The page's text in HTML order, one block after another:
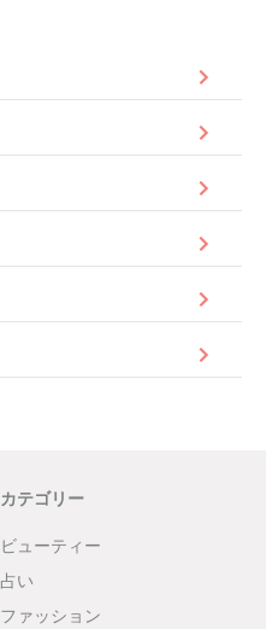
カテゴリー
ビューティー
占い
ファッション